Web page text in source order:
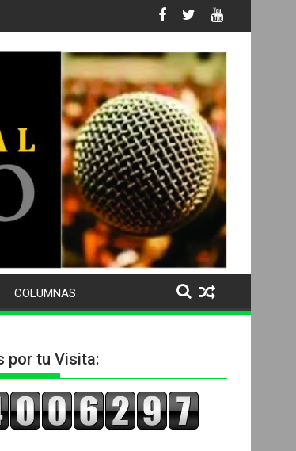
50 ANIVERSARIO Y DESPIDE A MÁS DE 500
COLUMNAS
por tu Visita: